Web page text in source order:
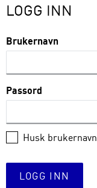
LOGG INN
Brukernavn
Passord
Husk
LOGG INN